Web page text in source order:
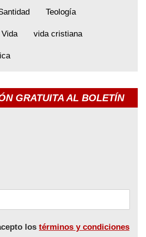
Teología
Vida vida cristiana
GRATUITA AL BOLETÍN
los términos y condiciones